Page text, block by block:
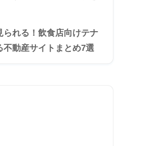
られる！飲食店向けテナ
不動産サイトまとめ7選